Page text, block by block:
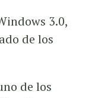
3.0,
de los
de los